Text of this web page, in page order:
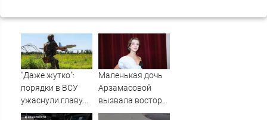
"Даже жутко":
порядки в ВСУ
ужаснули главу
британской
Маленькая дочь
Арзамасовой
вызвала восторг
поклонников